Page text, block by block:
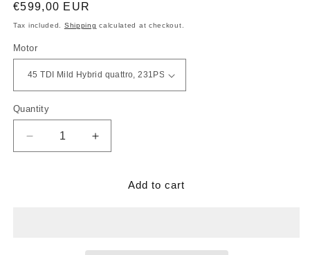
Regular
price
€599,00 EUR
Tax included. Shipping calculated at checkout.
Motor
Quantity
Decrease
quantity
Increase
quantity
PowerControl
Add to cart